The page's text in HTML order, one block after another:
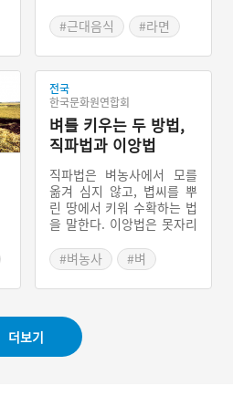
도 포장한 오늘날과 같은 라
면포장이 되었다. 우리나라
에서 삼양식품이 일본과의
기술제휴로 1963년 처음 출
시하였다. 이 당시 우리나라
는 쌀이 부족하였으므로 라
면은 정부의 혼분식 장려에
힘입어 잘 팔렸다. 라면은 1
960년대부터 삼양과 농심
의 양자 경쟁구도로 이어졌
고, 1989년 우지파동이 일
어나면서 2인자였던 농심이
우위를 차지하게 된다.
#근대음식
#라면
#삼양라면
#농심
전국
한국문화원연합회
벼를 키우는 두 방법,
직파법과 이앙법
직파법은 벼농사에서 모를
옮겨 심지 않고, 볍씨를 뿌
린 땅에서 키워 수확하는 법
을 말한다. 이앙법은 못자리
심는 벼 재배법이다. 우리나
라의 경우, 선초(15 세기
초)까지는 수리 시설이 제대
파법이 이용되었으나, 그 후
점차 이앙법으로 이행되어
갔다.
#벼농사
#벼
더보기